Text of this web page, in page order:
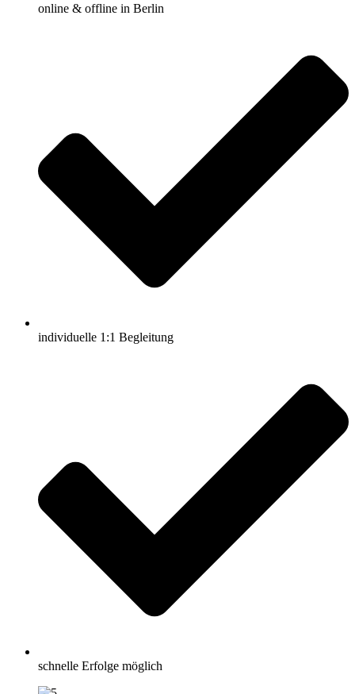
online & offline in Berlin
individuelle 1:1 Begleitung
schnelle Erfolge möglich